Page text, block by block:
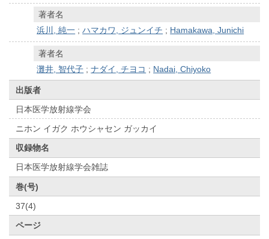
著者名
浜川, 純一 ;ハマカワ, ジュンイチ ; Hamakawa, Junichi
著者名
灘井, 智代子 ;ナダイ, チヨコ ; Nadai, Chiyoko
出版者
日本医学放射線学会
ニホン イガク ホウシャセン ガッカイ
収録物名
日本医学放射線学会雑誌
巻(号)
37(4)
ページ